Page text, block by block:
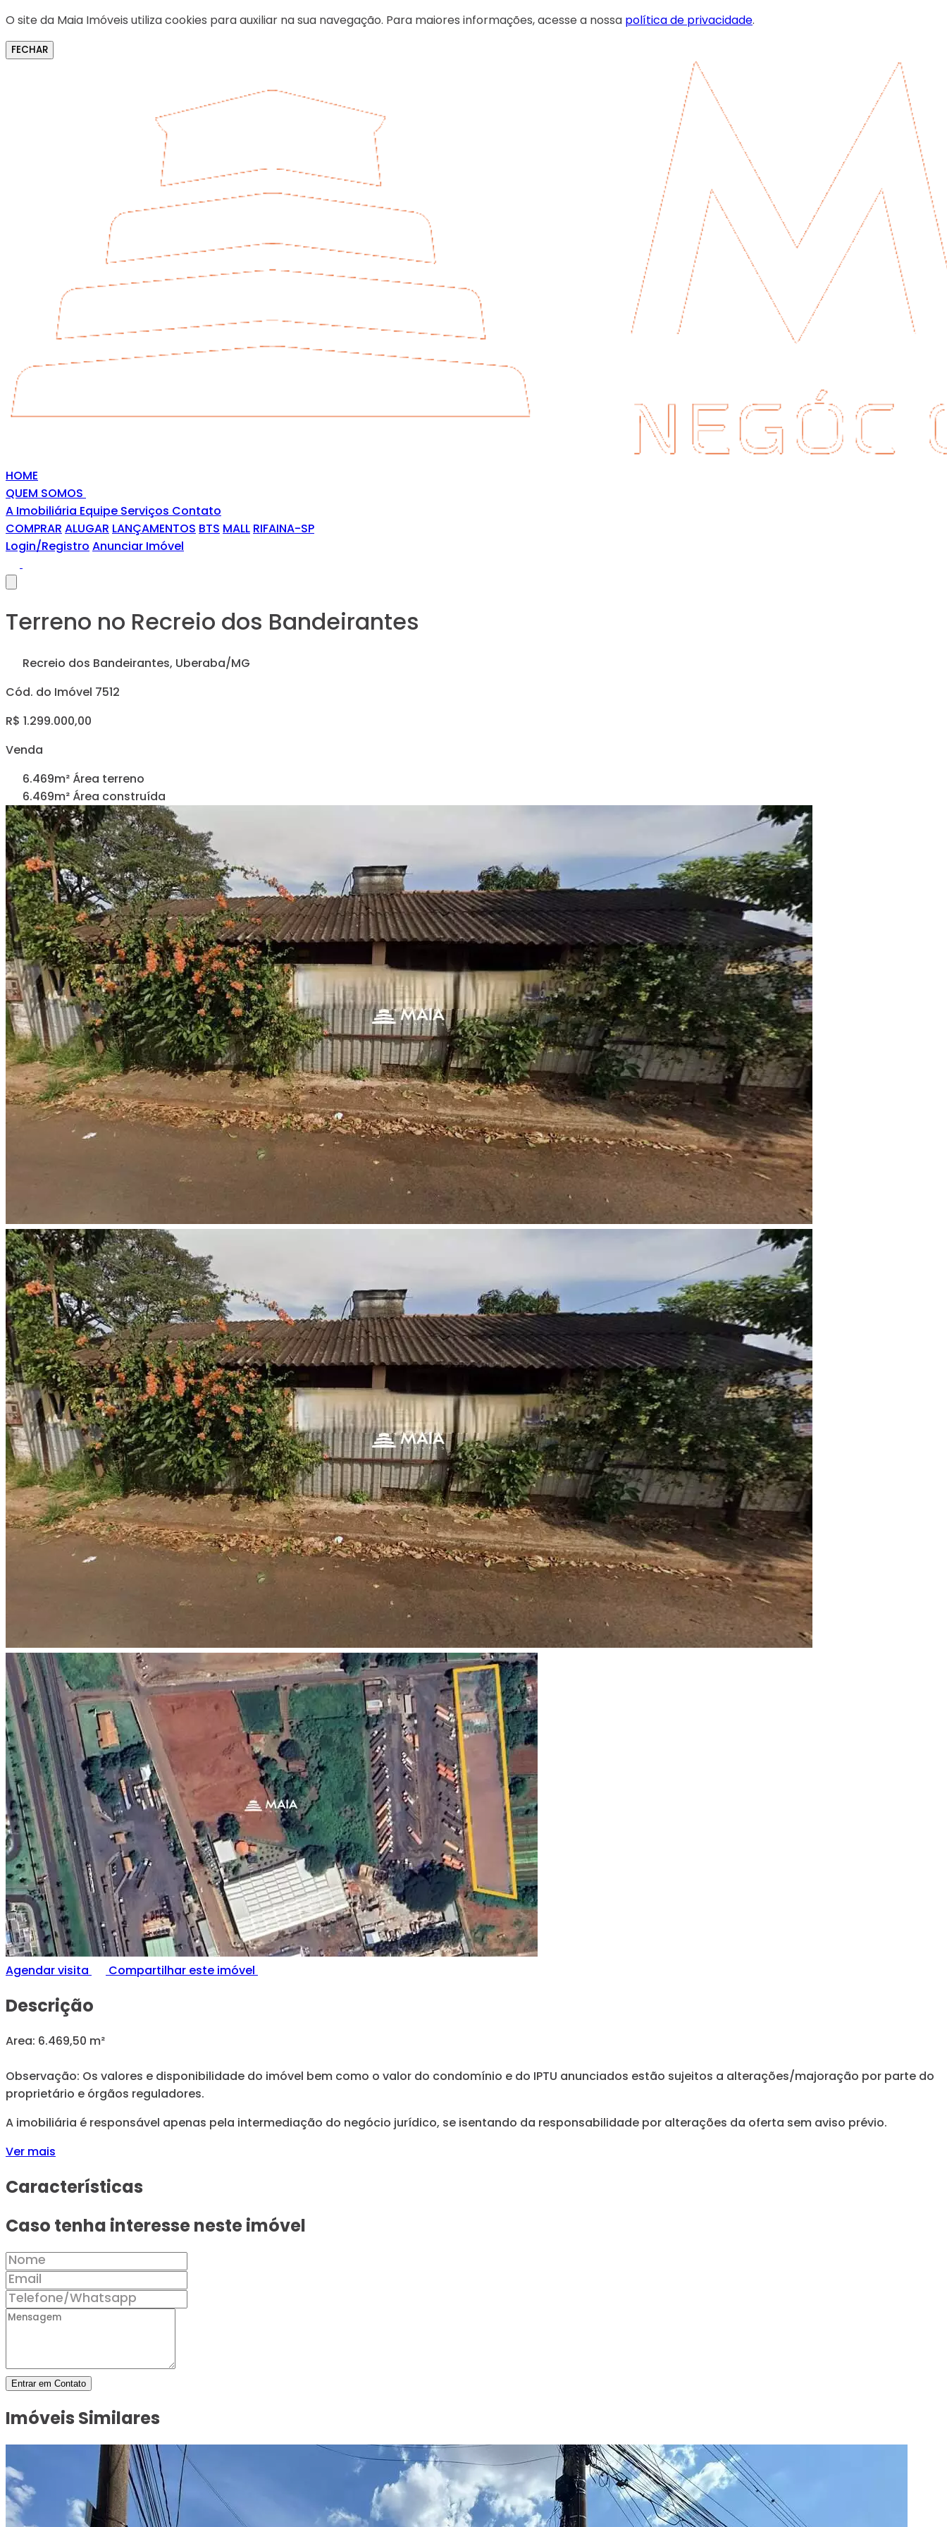
O site da Maia Imóveis utiliza cookies para auxiliar na sua navegação. Para maiores informações, acesse a nossa política de privacidade.
FECHAR
HOME
QUEM SOMOS
A Imobiliária Equipe Serviços Contato
COMPRAR ALUGAR LANÇAMENTOS BTS MALL RIFAINA-SP
Login/Registro Anunciar Imóvel
Terreno no Recreio dos Bandeirantes
Recreio dos Bandeirantes, Uberaba/MG
Cód. do Imóvel 7512
R$ 1.299.000,00
Venda
6.469m² Área terreno
6.469m² Área construída
Agendar visita Compartilhar este imóvel
Descrição
Area: 6.469,50 m²
Observação: Os valores e disponibilidade do imóvel bem como o valor do condomínio e do IPTU anunciados estão sujeitos a alterações/majoração por parte do
proprietário e órgãos reguladores.
A imobiliária é responsável apenas pela intermediação do negócio jurídico, se isentando da responsabilidade por alterações da oferta sem aviso prévio.
Ver mais
Características
Caso tenha interesse neste imóvel
Entrar em Contato
Imóveis Similares